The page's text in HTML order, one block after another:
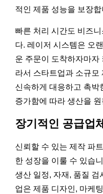
적인 제품 성능을 보장합
빠른 처리 시간도 비즈
다. 레이저 시스템은 오
운 주문이 도착하자마자
라서 스타트업과 소규모
신속하게 대응하고 촉박
증가함에 따라 생산을
장기적인 공급업
신뢰할 수 있는 제작 파
한 성장을 이룰 수 있습
생산 일정, 자재, 품질 검
업은 제품 디자인, 마케